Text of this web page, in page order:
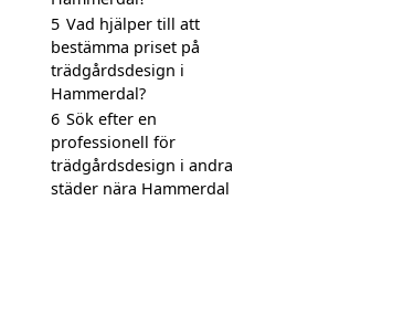
5 Vad hjälper till att
bestämma priset på
trädgårdsdesign i
Hammerdal?
6 Sök efter en
professionell för
trädgårdsdesign i andra
städer nära Hammerdal